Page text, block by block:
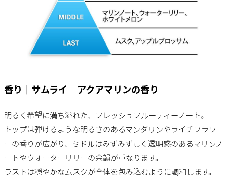
香り｜サムライ アクアマリンの香り
明るく希望に満ち溢れた、フレッシュフルーティーノート。
トップは弾けるような明るさのあるマンダリンやライチフラワ
ーの香りが広がり、ミドルはみずみずしく透明感のあるマリンノ
ートやウォーターリリーの余韻が重なります。
ラストは穏やかなムスクが全体を包み込むように調和します。